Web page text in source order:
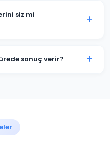
hedef kitlenizin
göre bütçe
siz mi
ve reklam metinleri
sonuç verir?